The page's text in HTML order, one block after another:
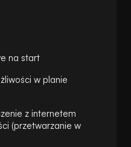
na start
w planie
z internetem
(przetwarzanie w